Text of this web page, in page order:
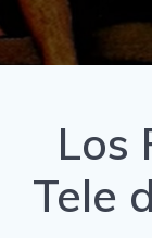
Los
Tele